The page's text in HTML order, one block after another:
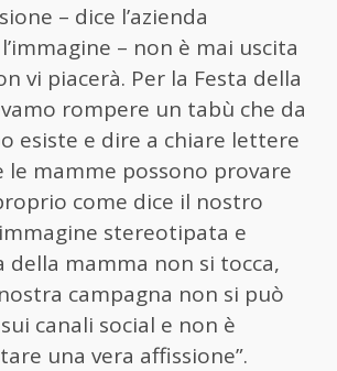
– dice l’azienda
– non è mai uscita
vi piacerà. Per la Festa della
rompere un tabù che da
esiste e dire a chiare lettere
le mamme possono provare
come dice il nostro
stereotipata e
della mamma non si tocca,
campagna non si può
canali social e non è
una vera affissione”.